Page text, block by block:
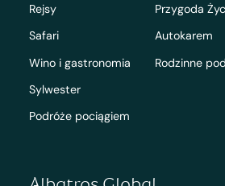
Rejsy
Safari
Wino i gastronomia
Sylwester
Podróże pociągiem
Przygoda
Autokarem
Rodzinne